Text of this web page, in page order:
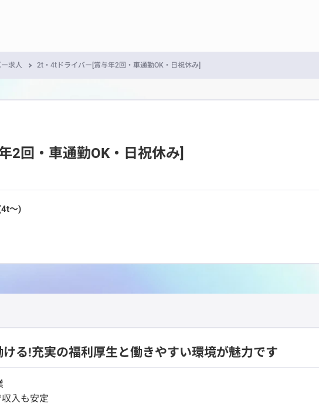
求人 2t・4tドライバー[賞与年2回・車通勤OK・日祝休み]
2回・車通勤OK・日祝休み]
～)
る!充実の福利厚生と働きやすい環境が魅力です
入も安定